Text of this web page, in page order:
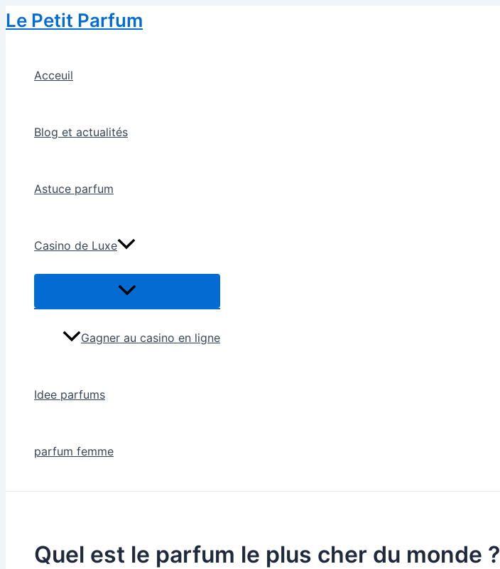
Skip
to
Le Petit Parfum
Acceuil
Blog et actualités
Astuce parfum
Casino de Luxe
Menu
Gagner au casino en ligne
Idee parfums
parfum femme
Quel est le parfum le plus cher du monde ?